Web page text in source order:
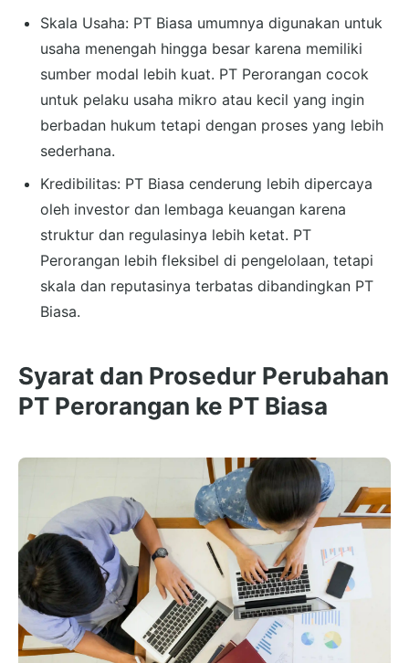
Skala Usaha: PT Biasa umumnya digunakan untuk
usaha menengah hingga besar karena memiliki
sumber modal lebih kuat. PT Perorangan cocok
untuk pelaku usaha mikro atau kecil yang ingin
berbadan hukum tetapi dengan proses yang lebih
sederhana.
Kredibilitas: PT Biasa cenderung lebih dipercaya
oleh investor dan lembaga keuangan karena
struktur dan regulasinya lebih ketat. PT
Perorangan lebih fleksibel di pengelolaan, tetapi
skala dan reputasinya terbatas dibandingkan PT
Biasa.
Syarat dan Prosedur Perubahan
PT Perorangan ke PT Biasa